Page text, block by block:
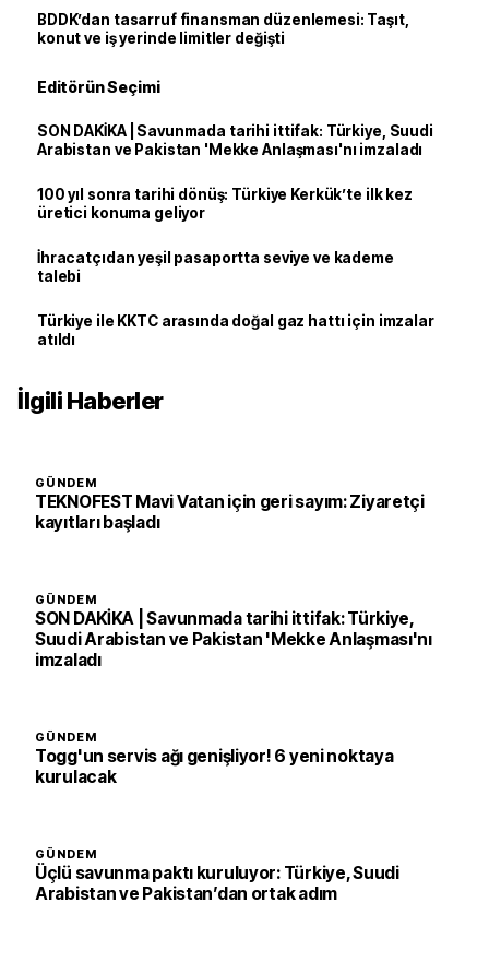
BDDK’dan tasarruf finansman düzenlemesi: Taşıt,
konut ve iş yerinde limitler değişti
Editörün Seçimi
SON DAKİKA | Savunmada tarihi ittifak: Türkiye, Suudi
Arabistan ve Pakistan 'Mekke Anlaşması'nı imzaladı
100 yıl sonra tarihi dönüş: Türkiye Kerkük’te ilk kez
üretici konuma geliyor
İhracatçıdan yeşil pasaportta seviye ve kademe
talebi
Türkiye ile KKTC arasında doğal gaz hattı için imzalar
atıldı
İlgili Haberler
GÜNDEM
TEKNOFEST Mavi Vatan için geri sayım: Ziyaretçi
kayıtları başladı
GÜNDEM
SON DAKİKA | Savunmada tarihi ittifak: Türkiye,
Suudi Arabistan ve Pakistan 'Mekke Anlaşması'nı
imzaladı
GÜNDEM
Togg'un servis ağı genişliyor! 6 yeni noktaya
kurulacak
GÜNDEM
Üçlü savunma paktı kuruluyor: Türkiye, Suudi
Arabistan ve Pakistan’dan ortak adım